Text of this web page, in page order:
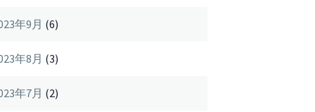
年9月 (6)
年8月 (3)
年7月 (2)